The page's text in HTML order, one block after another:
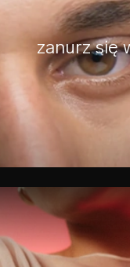
zanurz się